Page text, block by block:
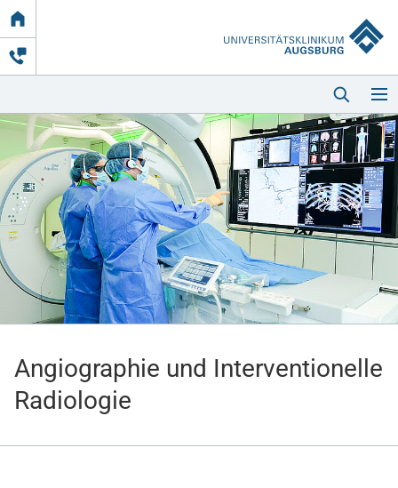
Link
zur
Startseite
Startseite
Kliniken & Einrichtungen
Zuweisende
Angiographie und Interventionelle
Radiologie